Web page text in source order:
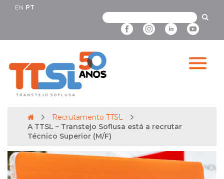
EN PT
Recrutamento TTSL
A TTSL – Transtejo Soflusa está a recrutar
Técnico Superior (M/F)